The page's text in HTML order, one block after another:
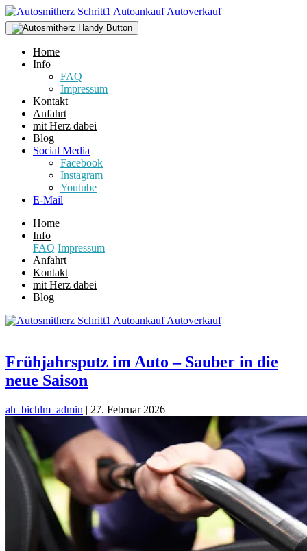
Home
Info
FAQ
Impressum
Kontakt
Anfahrt
mit Herz dabei
Blog
Social Media
Facebook
Instagram
Youtube
E-Mail
Home
Info
FAQ Impressum
Anfahrt
Kontakt
mit Herz dabei
Blog
Frühjahrsputz im Auto – Sauber in die
neue Saison
ah_bichlm_admin | 27. Februar 2026